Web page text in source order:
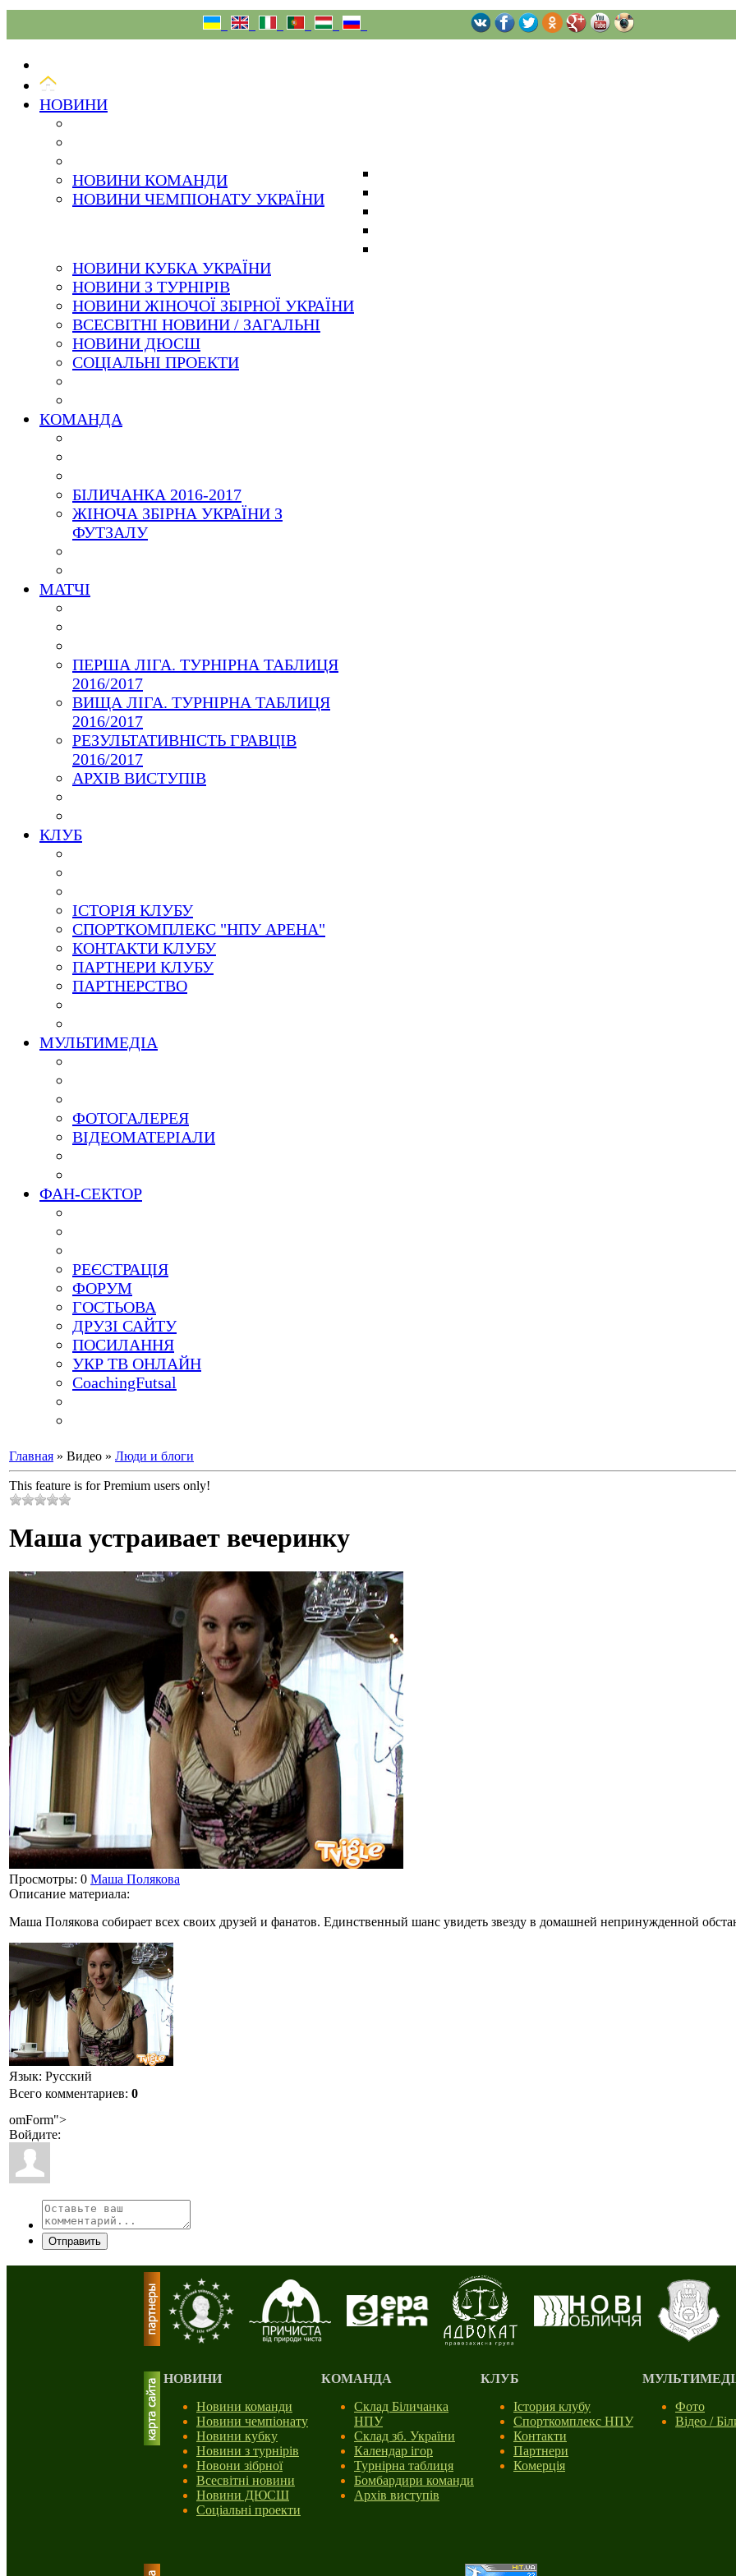
НОВИНИ
НОВИНИ КОМАНДИ
НОВИНИ ЧЕМПІОНАТУ УКРАЇНИ
НОВИНИ КУБКА УКРАЇНИ
НОВИНИ З ТУРНІРІВ
НОВИНИ ЖІНОЧОЇ ЗБІРНОЇ УКРАЇНИ
ВСЕСВІТНІ НОВИНИ / ЗАГАЛЬНІ
НОВИНИ ДЮСШ
СОЦІАЛЬНІ ПРОЕКТИ
КОМАНДА
БІЛИЧАНКА 2016-2017
ЖІНОЧА ЗБІРНА УКРАЇНИ З
ФУТЗАЛУ
МАТЧІ
ПЕРША ЛІГА. ТУРНІРНА ТАБЛИЦЯ
2016/2017
ВИЩА ЛІГА. ТУРНІРНА ТАБЛИЦЯ
2016/2017
РЕЗУЛЬТАТИВНІСТЬ ГРАВЦІВ
2016/2017
АРХІВ ВИСТУПІВ
КЛУБ
ІСТОРІЯ КЛУБУ
СПОРТКОМПЛЕКС "НПУ АРЕНА"
КОНТАКТИ КЛУБУ
ПАРТНЕРИ КЛУБУ
ПАРТНЕРСТВО
МУЛЬТИМЕДІА
ФОТОГАЛЕРЕЯ
ВІДЕОМАТЕРІАЛИ
ФАН-СЕКТОР
РЕЄСТРАЦІЯ
ФОРУМ
ГОСТЬОВА
ДРУЗІ САЙТУ
ПОСИЛАННЯ
УКР ТВ ОНЛАЙН
CoachingFutsal
Главная » Видео » Люди и блоги
This feature is for Premium users only!
Маша устраивает вечеринку
Просмотры: 0 Маша Полякова
Описание материала:
Маша Полякова собирает всех своих друзей и фанатов. Единственный шанс увидеть звезду в домашней непринужденной
Язык: Русский
Всего комментариев: 0
omForm">
Войдите:
Отправить
НОВИНИ
Новини команди
Новини чемпіонату
Новини кубку
Новини з турнірів
Новони зібрної
Всесвітні новини
Новини ДЮСШ
Соціальні проекти
КОМАНДА
Склад Біличанка
НПУ
Склад зб. України
Календар ігор
Турнірна таблиця
Бомбардири команди
Архів виступів
КЛУБ
Істория клубу
Спорткомплекс НПУ
Контакти
Партнери
Комерція
Фото
Відео /